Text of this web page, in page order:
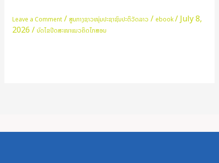
Leave a Comment / ສູນກາງຊາວໜຸ່ມປະຊາຊົນປະຕິວັດລາວ / ebook/July 8,
2026/ ບົດໄຂປິດສະໜາແນວຄິດໄກສອນ
ໜາ
ແນວ